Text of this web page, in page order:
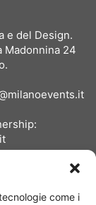
come i
e del Design.
Madonnina 24